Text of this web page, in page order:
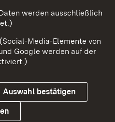
Barrierefreiheit
Cookies
werden ausschließlich
Media-Elemente von
Google werden auf der
Auswahl bestätigen